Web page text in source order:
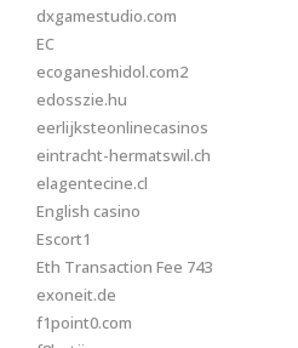
dxgamestudio.com
EC
ecoganeshidol.com2
edosszie.hu
eerlijksteonlinecasinos
eintracht-hermatswil.ch
elagentecine.cl
English casino
Escort1
Eth Transaction Fee 743
exoneit.de
f1point0.com